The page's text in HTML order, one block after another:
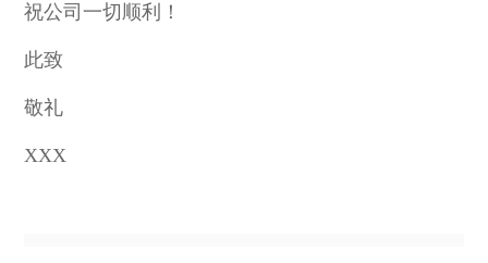
祝公司一切顺利！
此致
敬礼
XXX